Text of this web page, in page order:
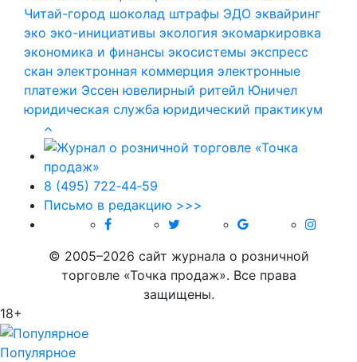
Читай-город шоколад штрафы ЭДО эквайринг
эко эко-инициативы экология экомаркировка
экономика и финансы экосистемы экспресс
скан электронная коммерция электронные
платежи Эссен ювелирный ритейл Юничел
юридическая служба юридический практикум
8 (495) 722‑44‑59
Письмо в редакцию >>>
© 2005–2026 сайт журнала о розничной
торговле «Точка продаж». Все права
защищены.
18+
Популярное